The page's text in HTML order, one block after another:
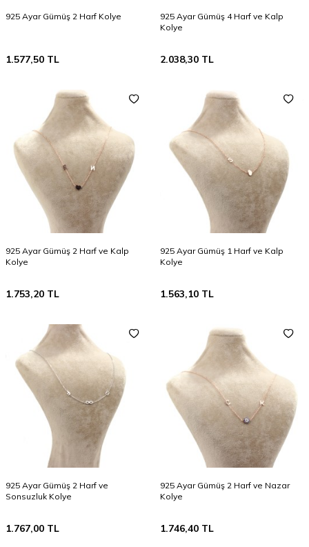
925 Ayar Gümüş 2 Harf Kolye
1.577,50 TL
925 Ayar Gümüş 4 Harf ve Kalp
Kolye
2.038,30 TL
925 Ayar Gümüş 2 Harf ve Kalp
Kolye
1.753,20 TL
925 Ayar Gümüş 1 Harf ve Kalp
Kolye
1.563,10 TL
925 Ayar Gümüş 2 Harf ve
Sonsuzluk Kolye
1.767,00 TL
925 Ayar Gümüş 2 Harf ve Nazar
Kolye
1.746,40 TL